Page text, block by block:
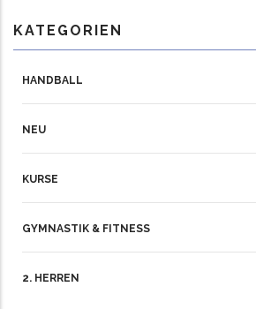
KATEGORIEN
HANDBALL
NEU
KURSE
GYMNASTIK & FITNESS
2. HERREN